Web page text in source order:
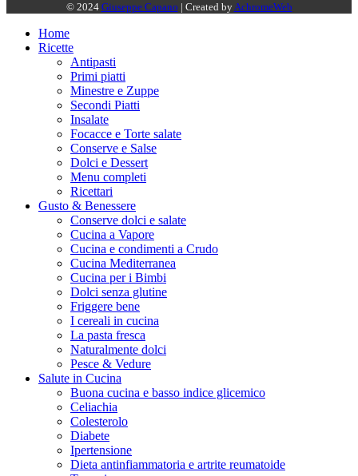
© 2024 Giuseppe Capano | Created byAchromeWeb
Home
Ricette
Antipasti
Primi piatti
Minestre e Zuppe
Secondi Piatti
Insalate
Focacce e Torte salate
Conserve e Salse
Dolci e Dessert
Menu completi
Ricettari
Gusto & Benessere
Conserve dolci e salate
Cucina a Vapore
Cucina e condimenti a Crudo
Cucina Mediterranea
Cucina per i Bimbi
Dolci senza glutine
Friggere bene
I cereali in cucina
La pasta fresca
Naturalmente dolci
Pesce & Vedure
Salute in Cucina
Buona cucina e basso indice glicemico
Celiachia
Colesterolo
Diabete
Ipertensione
Dieta antinfiammatoria e artrite reumatoide